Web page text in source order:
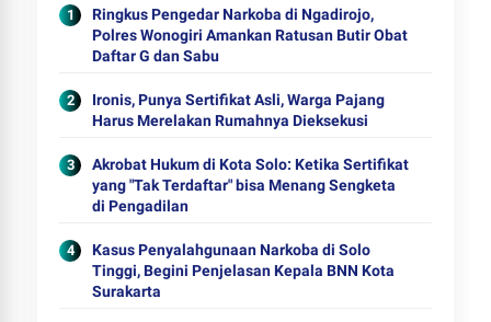
Ringkus Pengedar Narkoba di Ngadirojo,
Polres Wonogiri Amankan Ratusan Butir Obat
Daftar G dan Sabu
Ironis, Punya Sertifikat Asli, Warga Pajang
Harus Merelakan Rumahnya Dieksekusi
Akrobat Hukum di Kota Solo: Ketika Sertifikat
yang "Tak Terdaftar" bisa Menang Sengketa
di Pengadilan
Kasus Penyalahgunaan Narkoba di Solo
Tinggi, Begini Penjelasan Kepala BNN Kota
Surakarta